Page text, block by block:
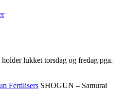
lukket torsdag og fredag pga.
Fertilisers SHOGUN – Samurai